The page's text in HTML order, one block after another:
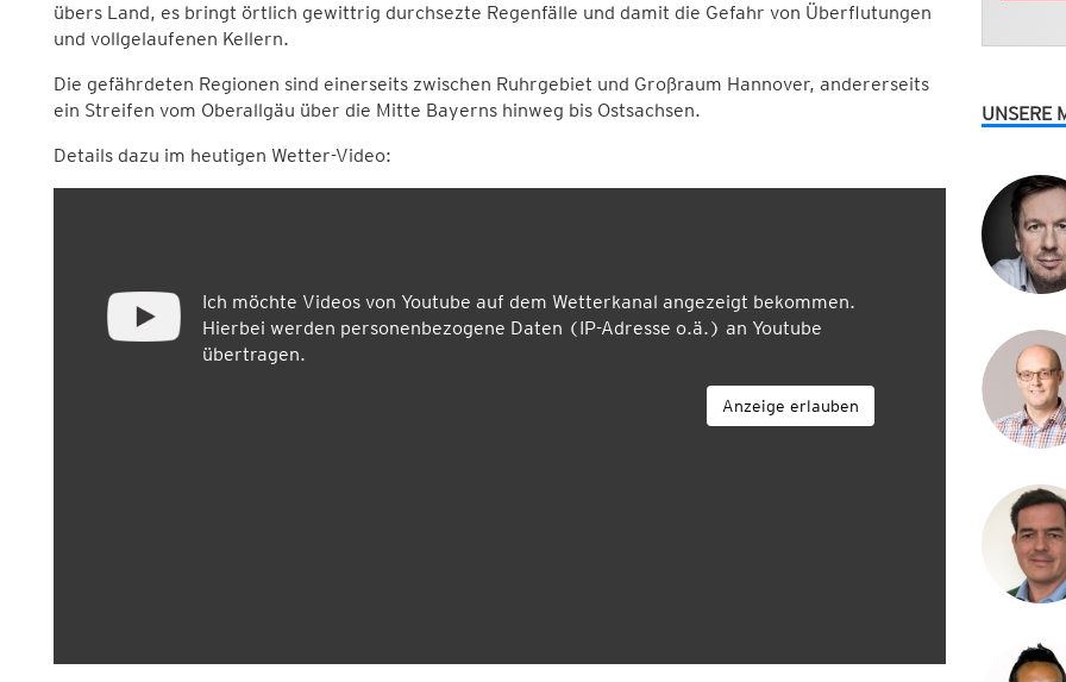
übers Land, es bringt örtlich gewittrig durchsezte Regenfälle und damit die Gefahr von Überflutungen
und vollgelaufenen Kellern.
Die gefährdeten Regionen sind einerseits zwischen Ruhrgebiet und Großraum Hannover, andererseits
ein Streifen vom Oberallgäu über die Mitte Bayerns hinweg bis Ostsachsen.
Details dazu im heutigen Wetter-Video:
Ich möchte Videos von Youtube auf dem Wetterkanal angezeigt bekommen.
Hierbei werden personenbezogene Daten (IP-Adresse o.ä.) an Youtube
übertragen.
Anzeige erlauben
UNSERE